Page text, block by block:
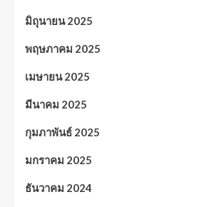
มิถุนายน 2025
พฤษภาคม 2025
เมษายน 2025
มีนาคม 2025
กุมภาพันธ์ 2025
มกราคม 2025
ธันวาคม 2024